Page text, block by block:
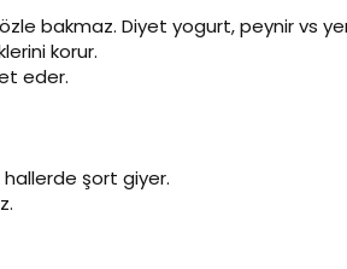
bakmaz. Diyet yogurt, peynir vs
korur.
eder.
hallerde şort giyer.